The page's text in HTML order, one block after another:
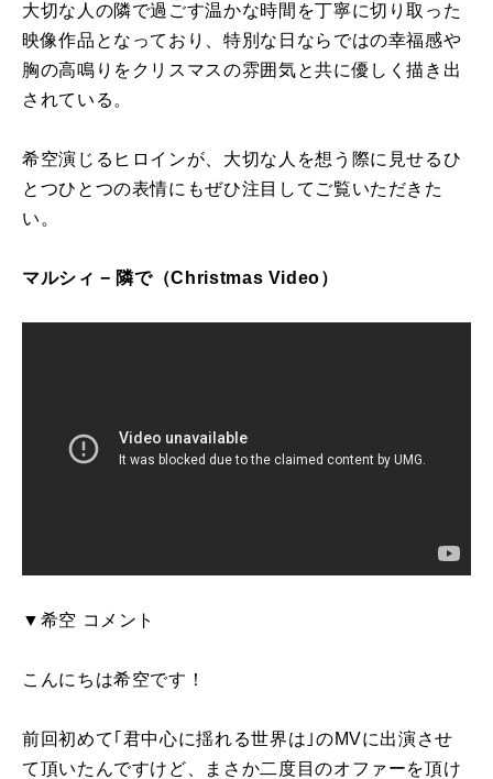
大切な人の隣で過ごす温かな時間を丁寧に切り取った
映像作品となっており、特別な日ならではの幸福感や
胸の高鳴りをクリスマスの雰囲気と共に優しく描き出
されている。
希空演じるヒロインが、大切な人を想う際に見せるひ
とつひとつの表情にもぜひ注目してご覧いただきた
い。
マルシィ − 隣で（Christmas Video）
▼希空 コメント
こんにちは希空です！
前回初めて｢君中心に揺れる世界は｣のMVに出演させ
て頂いたんですけど、まさか二度目のオファーを頂け